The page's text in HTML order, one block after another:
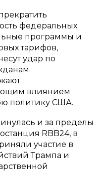
федеральных
программы и
тарифов,
удар по
влиянием
политику США.
и за пределы
RBB24, в
участие в
Трампа и